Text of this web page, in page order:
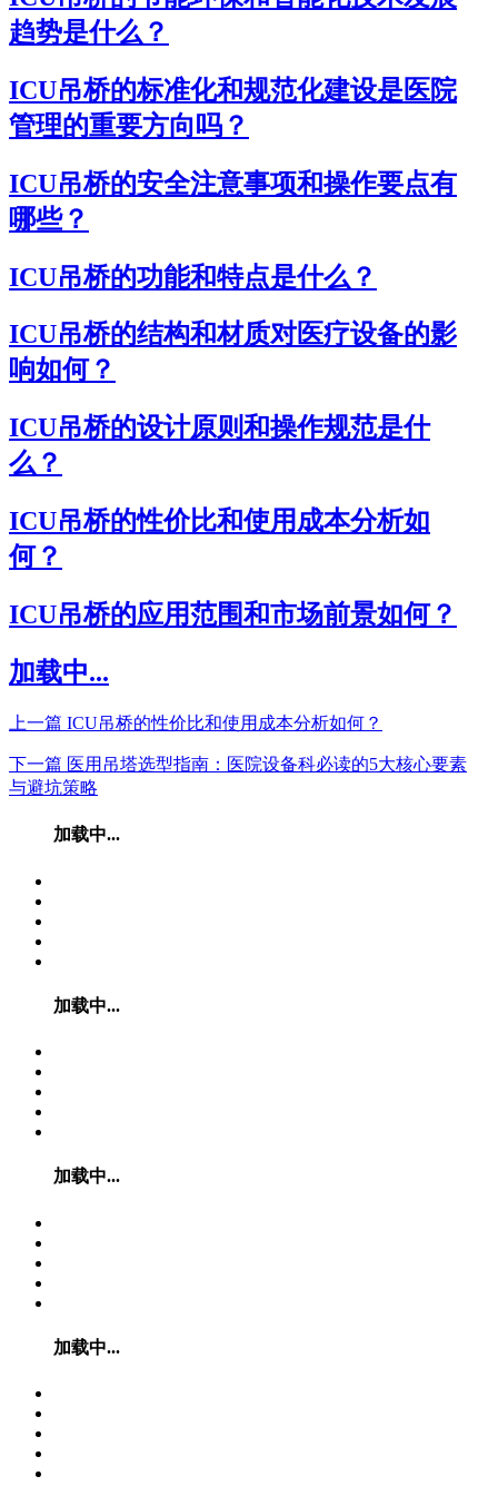
趋势是什么？
ICU吊桥的标准化和规范化建设是医院
管理的重要方向吗？
ICU吊桥的安全注意事项和操作要点有
哪些？
ICU吊桥的功能和特点是什么？
ICU吊桥的结构和材质对医疗设备的影
响如何？
ICU吊桥的设计原则和操作规范是什
么？
ICU吊桥的性价比和使用成本分析如
何？
ICU吊桥的应用范围和市场前景如何？
加载中...
上一篇 ICU吊桥的性价比和使用成本分析如何？
下一篇 医用吊塔选型指南：医院设备科必读的5大核心要素
与避坑策略
加载中...
加载中...
加载中...
加载中...